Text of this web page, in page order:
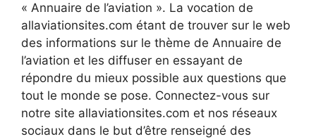
« Annuaire de l’aviation ». La vocation de
allaviationsites.com étant de trouver sur le web
des informations sur le thème de Annuaire de
l’aviation et les diffuser en essayant de
répondre du mieux possible aux questions que
tout le monde se pose. Connectez-vous sur
notre site allaviationsites.com et nos réseaux
sociaux dans le but d’être renseigné des